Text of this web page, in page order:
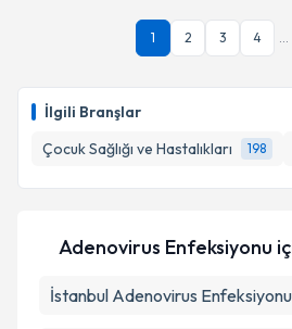
İlgili Branşlar
Çocuk Sağlığı ve Hastalıkları
198
Uzm. Dr. Kaan Kadıoğluiçin
oluşturun. Size bu uzmandan
E-posta Adresiniz
Metni'ni okudum ve kişisel
kapsamda işlenmesini
1 2 3 4 ...
Adenovirus Enfeksiyonu
İstanbul Adenovirus Enfeksiyonu